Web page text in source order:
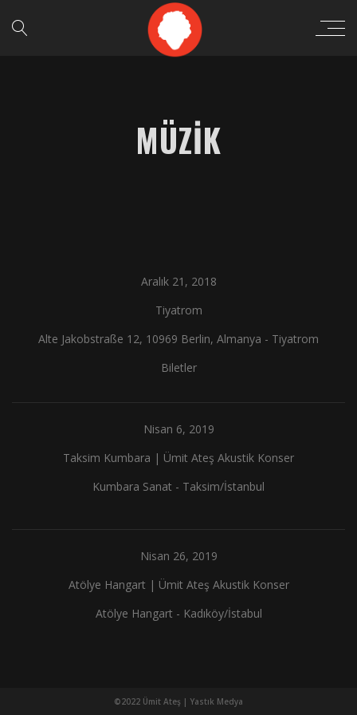
MÜZIK
Aralık 21, 2018
Tiyatrom
Alte Jakobstraße 12, 10969 Berlin, Almanya - Tiyatrom
Biletler
Nisan 6, 2019
Taksim Kumbara | Ümit Ateş Akustik Konser
Kumbara Sanat - Taksim/İstanbul
Nisan 26, 2019
Atölye Hangart | Ümit Ateş Akustik Konser
Atölye Hangart - Kadıköy/İstabul
©2022 Ümit Ateş | Yastık Medya